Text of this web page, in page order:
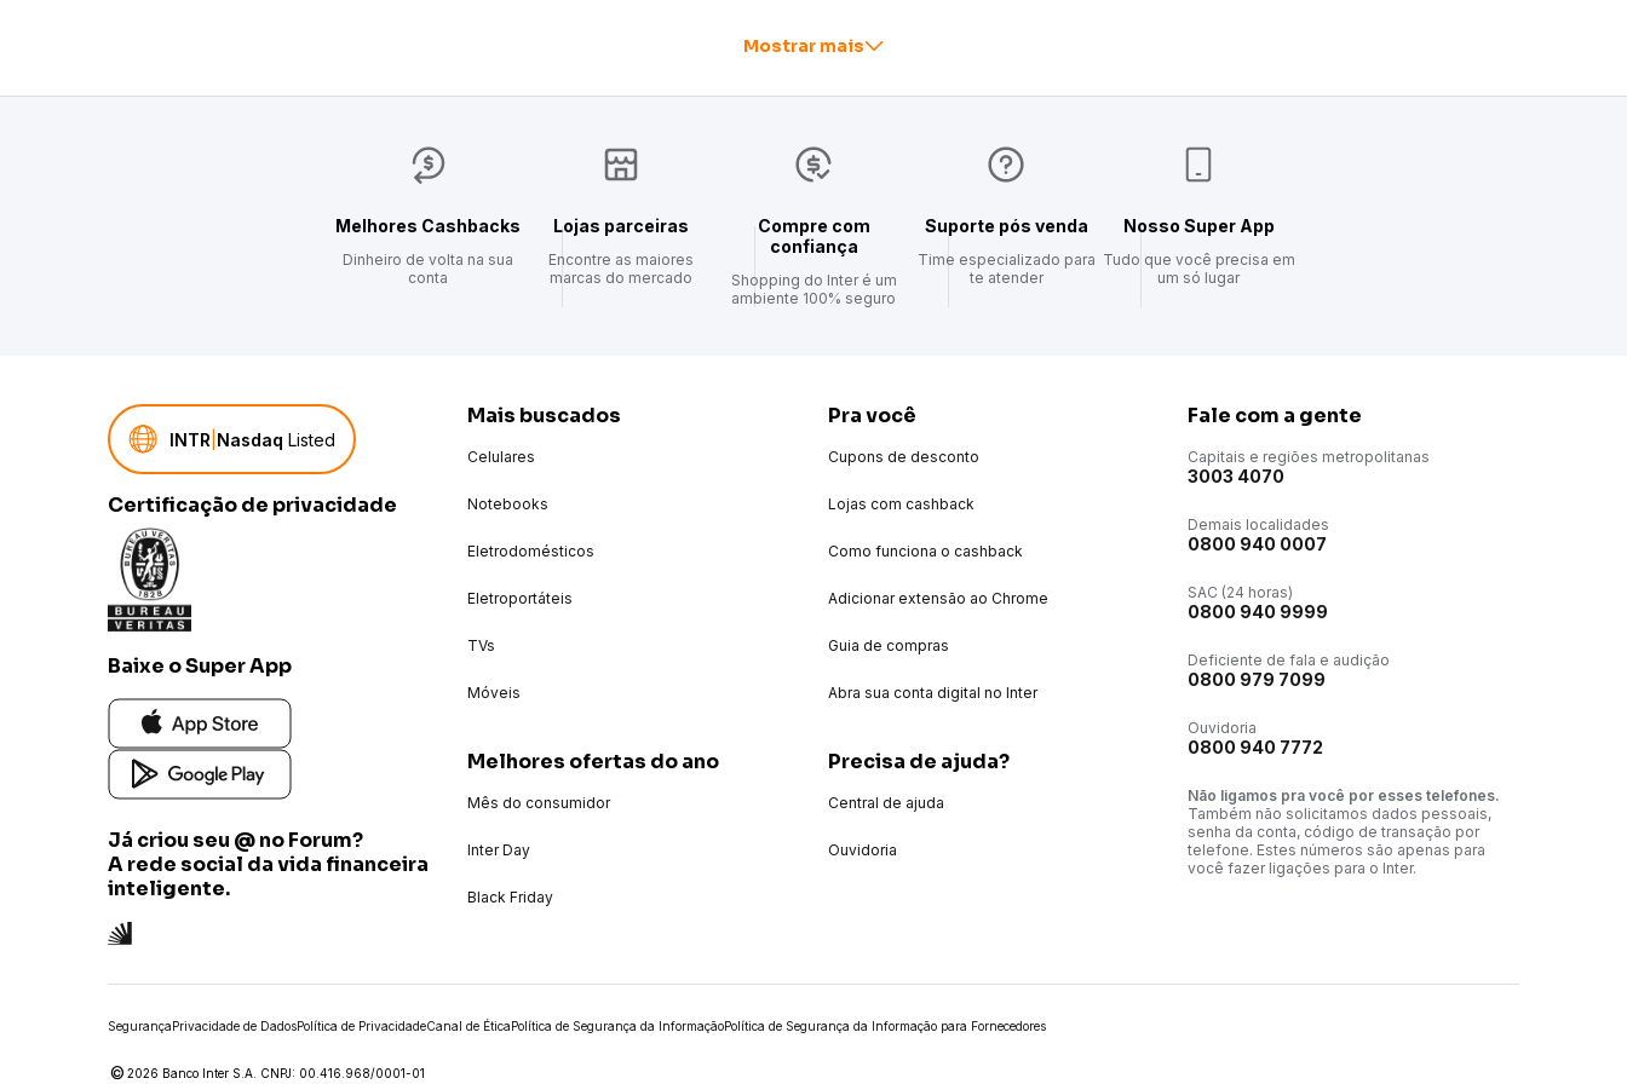
Mostrar mais
Melhores Cashbacks
Dinheiro de volta na sua
conta
Lojas parceiras
Encontre as maiores
marcas do mercado
Compre com
confiança
Shopping do Inter é um
ambiente 100% seguro
Suporte pós venda
Time especializado para
te atender
Nosso Super App
Tudo que você precisa em
um só lugar
Mais buscados
Celulares
Notebooks
Eletrodomésticos
Eletroportáteis
TVs
Móveis
Melhores ofertas do ano
Mês do consumidor
Inter Day
Black Friday
Pra você
Cupons de desconto
Lojas com cashback
Como funciona o cashback
Adicionar extensão ao Chrome
Guia de compras
Abra sua conta digital no Inter
Precisa de ajuda?
Central de ajuda
Ouvidoria
Fale com a gente
Capitais e regiões metropolitanas
3003 4070
Demais localidades
0800 940 0007
SAC (24 horas)
0800 940 9999
Deficiente de fala e audição
0800 979 7099
Ouvidoria
0800 940 7772
Não ligamos pra você por esses telefones.
Também não solicitamos dados pessoais,
senha da conta, código de transação por
telefone. Estes números são apenas para
você fazer ligações para o Inter.
INTR Nasdaq Listed
Certificação de privacidade
Baixe o Super App
Já criou seu @ no Forum?
A rede social da vida financeira
inteligente.
SegurançaPrivacidade de DadosPolítica de PrivacidadeCanal de ÉticaPolítica de Segurança da InformaçãoPolítica de Segurança da Informação para Fornecedores
© 2026 Banco Inter S.A. CNPJ: 00.416.968/0001-01